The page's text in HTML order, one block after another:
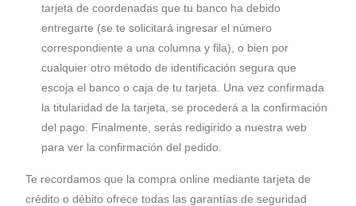
tarjeta de coordenadas que tu banco ha debido
entregarte (se te solicitará ingresar el número
correspondiente a una columna y fila), o bien por
cualquier otro método de identificación segura que
escoja el banco o caja de tu tarjeta. Una vez confirmada
la titularidad de la tarjeta, se procederá a la confirmación
del pago. Finalmente, serás redigirido a nuestra web
para ver la confirmación del pedido.
Te recordamos que la compra online mediante tarjeta de
crédito o débito ofrece todas las garantías de seguridad